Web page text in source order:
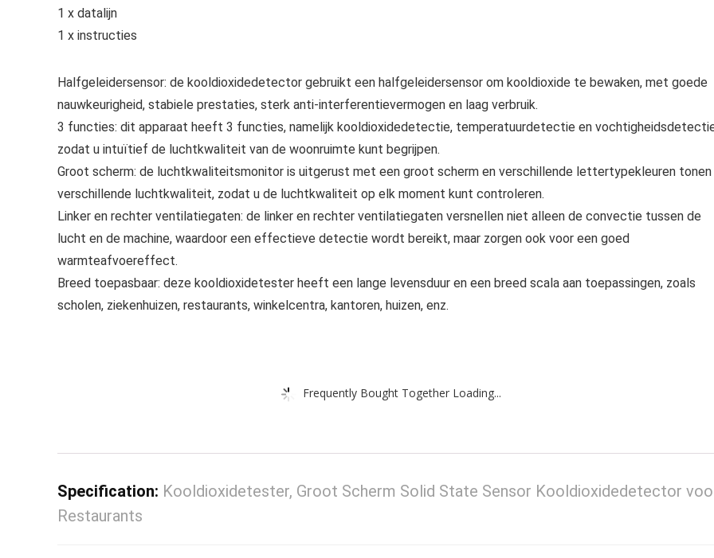
1 x datalijn
1 x instructies
Halfgeleidersensor: de kooldioxidedetector gebruikt een halfgeleidersensor om kooldioxide te bewaken, met goede
nauwkeurigheid, stabiele prestaties, sterk anti-interferentievermogen en laag verbruik.
3 functies: dit apparaat heeft 3 functies, namelijk kooldioxidedetectie, temperatuurdetectie en
zodat u intuïtief de luchtkwaliteit van de woonruimte kunt begrijpen.
Groot scherm: de luchtkwaliteitsmonitor is uitgerust met een groot scherm en verschillende lettertypekleuren tonen
verschillende luchtkwaliteit, zodat u de luchtkwaliteit op elk moment kunt controleren.
Linker en rechter ventilatiegaten: de linker en rechter ventilatiegaten versnellen niet alleen de convectie tussen de
lucht en de machine, waardoor een effectieve detectie wordt bereikt, maar zorgen ook voor een goed
warmteafvoereffect.
Breed toepasbaar: deze kooldioxidetester heeft een lange levensduur en een breed scala aan toepassingen, zoals
scholen, ziekenhuizen, restaurants, winkelcentra, kantoren, huizen, enz.
Frequently Bought Together Loading...
Specification: Kooldioxidetester, Groot Scherm Solid State Sensor Kooldioxidedetector
Restaurants